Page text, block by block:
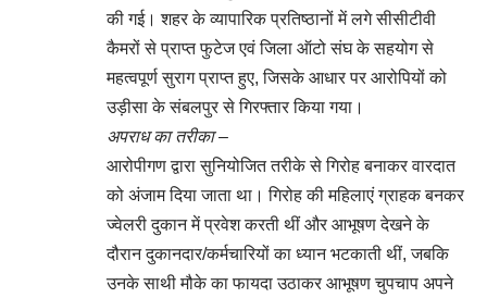
की गई। शहर के व्यापारिक प्रतिष्ठानों में लगे सीसीटीवी
कैमरों से प्राप्त फुटेज एवं जिला ऑटो संघ के सहयोग से
महत्वपूर्ण सुराग प्राप्त हुए, जिसके आधार पर आरोपियों को
उड़ीसा के संबलपुर से गिरफ्तार किया गया।
अपराध का तरीका –
आरोपीगण द्वारा सुनियोजित तरीके से गिरोह बनाकर वारदात
को अंजाम दिया जाता था। गिरोह की महिलाएं ग्राहक बनकर
ज्वेलरी दुकान में प्रवेश करती थीं और आभूषण देखने के
दौरान दुकानदार/कर्मचारियों का ध्यान भटकाती थीं, जबकि
उनके साथी मौके का फायदा उठाकर आभूषण चुपचाप अपने